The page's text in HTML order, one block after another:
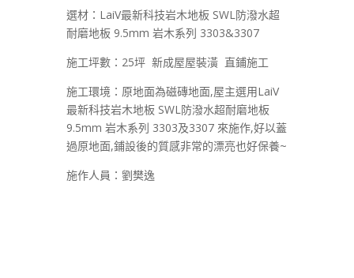
選材：LaiV最新科技岩木地板 SWL防潑水超
耐磨地板 9.5mm 岩木系列 3303&3307
施工坪數：25坪 新成屋屋裝潢 直鋪施工
施工環境：原地面為磁磚地面,屋主選用LaiV
最新科技岩木地板 SWL防潑水超耐磨地板
9.5mm 岩木系列 3303及3307 來施作,好以蓋
過原地面,鋪設後的質感非常的漂亮也好保養~
施作人員：劉樊逸